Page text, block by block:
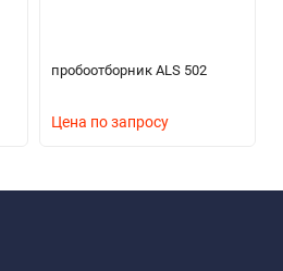
пробоотборник ALS 502
Цена по запросу